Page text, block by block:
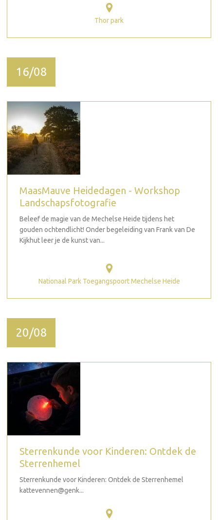
Thor park
16/08
MaasMauve Heidedagen - Workshop
Landschapsfotografie
Beleef de magie van de Mechelse Heide tijdens het
gouden ochtendlicht! Onder begeleiding van Frank van De
Kijkhut leer je de kunst van...
Nationaal Park Toegangspoort Mechelse Heide
20/08
Sterrenkunde voor Kinderen: Ontdek de
Sterrenhemel
Sterrenkunde voor Kinderen: Ontdek de Sterrenhemel
kattevennen@genk...